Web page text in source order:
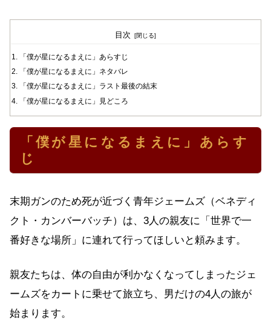
目次
「僕が星になるまえに」あらすじ
「僕が星になるまえに」ネタバレ
「僕が星になるまえに」ラスト最後の結末
「僕が星になるまえに」見どころ
「僕が星になるまえに」あらす
じ
末期ガンのため死が近づく青年ジェームズ（ベネディ
クト・カンバーバッチ）は、3人の親友に「世界で一
番好きな場所」に連れて行ってほしいと頼みます。
親友たちは、体の自由が利かなくなってしまったジェ
ームズをカートに乗せて旅立ち、男だけの4人の旅が
始まります。